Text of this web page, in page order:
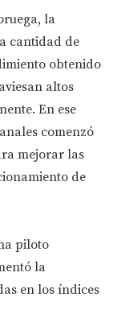
la
cantidad de
obtenido
altos
En ese
comenzó
mejorar las
de
piloto
la
en los índices